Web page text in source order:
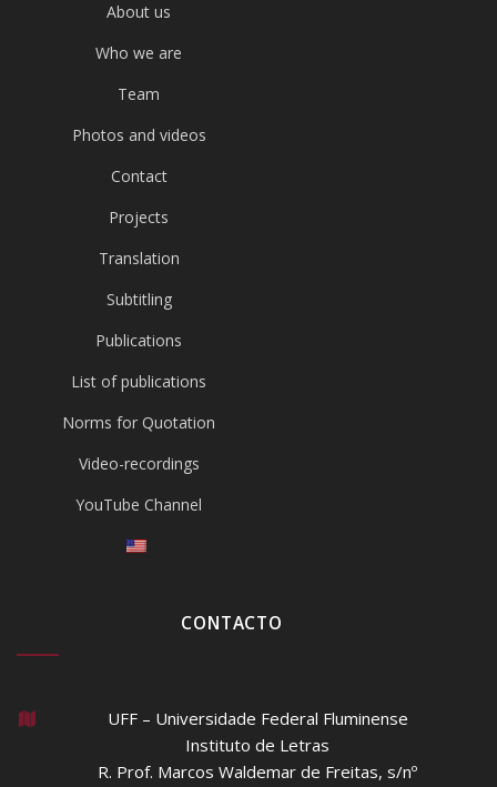
About us
Who we are
Team
Photos and videos
Contact
Projects
Translation
Subtitling
Publications
List of publications
Norms for Quotation
Video-recordings
YouTube Channel
CONTACTO
UFF – Universidade Federal Fluminense
Instituto de Letras
R. Prof. Marcos Waldemar de Freitas, s/nº